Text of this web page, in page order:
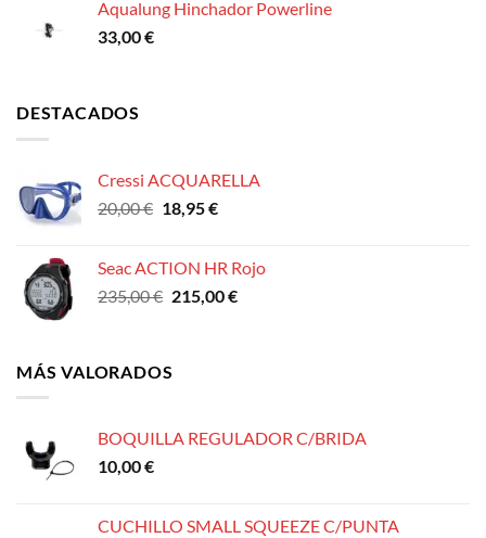
Aqualung Hinchador Powerline
33,00€
DESTACADOS
Cressi ACQUARELLA
20,00€ El
era:
20,00 €.
18,95€El
es:
18,95 €.
Seac ACTION HR Rojo
235,00€ El
era:
235,00 €.
215,00€El
MÁS VALORADOS
BOQUILLA REGULADOR C/BRIDA
10,00€
CUCHILLO SMALL SQUEEZE C/PUNTA